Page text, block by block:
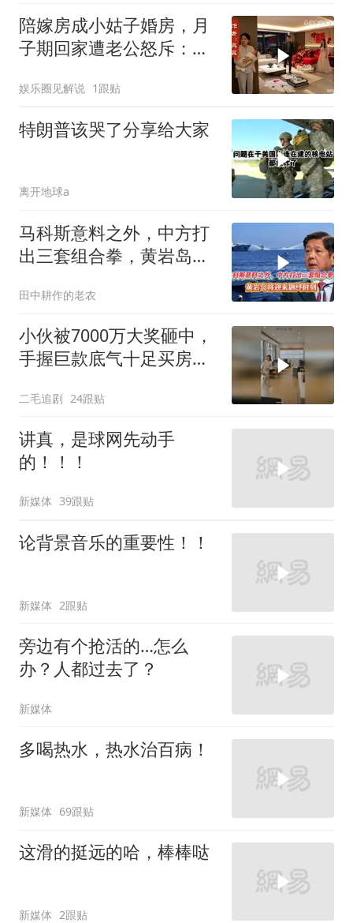
陪嫁房成小姑子婚房，月
子期回家遭老公怒斥：带
娱乐圈见解说 1跟贴
特朗普该哭了分享给大家
离开地球a
马科斯意料之外，中方打
出三套组合拳，黄岩岛将
田中耕作的老农
小伙被7000万大奖砸中，
手握巨款底气十足买房不
二毛追剧 24跟贴
讲真，是球网先动手
的！！！
新媒体 39跟贴
论背景音乐的重要性！！
新媒体 2跟贴
旁边有个抢活的…怎么
办？人都过去了？
新媒体
多喝热水，热水治百病！
新媒体 69跟贴
这滑的挺远的哈，棒棒哒
新媒体 2跟贴